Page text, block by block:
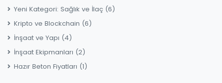
Yeni Kategori: Sağlık ve İlaç (6)
Kripto ve Blockchain (6)
İnşaat ve Yapı (4)
İnşaat Ekipmanları (2)
Hazır Beton Fiyatları (1)